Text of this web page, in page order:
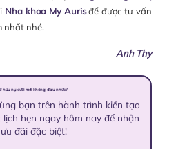
Nha khoa My Aurisđể được tư vấn
nhất nhé.
Anh Thy
hữu nụ cười mới không đau nhức?
bạn trên hành trình kiến tạo
hẹn ngay hôm nay để nhận
đãi đặc biệt!